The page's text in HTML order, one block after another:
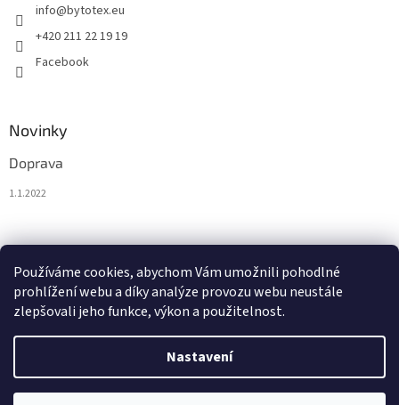
Používáme cookies, abychom Vám umožnili pohodlné
prohlížení webu a díky analýze provozu webu neustále
zlepšovali jeho funkce, výkon a použitelnost.
Nastavení
info@bytotex.eu
+420 211 22 19 19
Facebook
Novinky
Doprava
1.1.2022
0KS /0 €
Vytvořil Shoptet